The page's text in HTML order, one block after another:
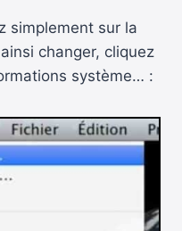
simplement sur la
changer, cliquez
système… :